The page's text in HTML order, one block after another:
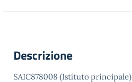
Descrizione
SAIC878008 (Istituto principale)